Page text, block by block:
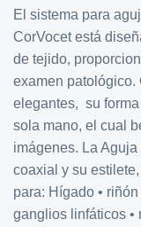
El sistema para
CorVocet está
de tejido,
examen patológico.
elegantes, su
sola mano, el cual
imágenes. La
coaxial y su
para: Hígado • riñón
ganglios linfáticos •